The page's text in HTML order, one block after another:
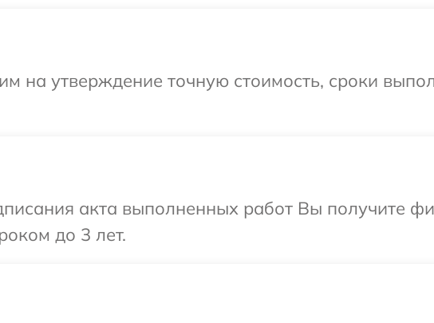
на утверждение точную стоимость, сроки
акта выполненных работ Вы получите
до 3 лет.